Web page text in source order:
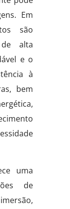
Em
são
alta
e o
à
bem
uma
de